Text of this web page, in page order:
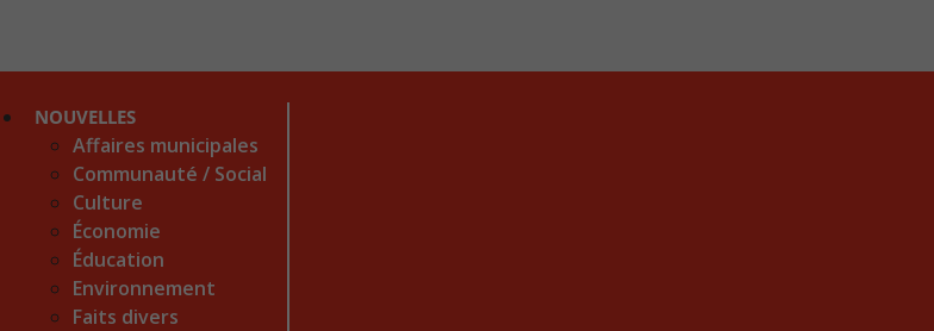
NOUVELLES
Affaires municipales
Communauté / Social
Culture
Économie
Éducation
Environnement
Faits divers